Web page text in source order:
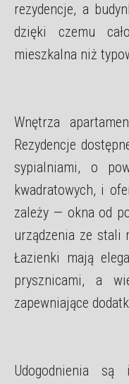
rezydencje, a
dzięki czemu
mieszkalna niż
Wnętrza
Rezydencje
sypialniami, o
kwadratowych, i
zależy — okna od
urządzenia ze stali
Łazienki mają
prysznicami, a
zapewniające
Udogodnienia